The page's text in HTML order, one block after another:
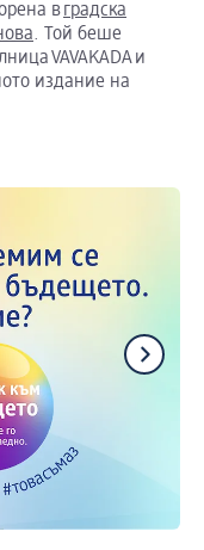
вградска
. Той беше
VAVAKADA и
издание на